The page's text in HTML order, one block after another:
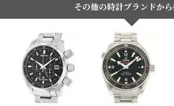
その他の時計ブランドか